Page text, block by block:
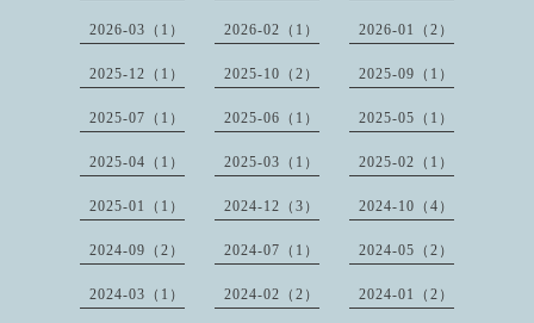
2026-03（1） 2026-02（1） 2026-01（2）
2025-12（1） 2025-10（2） 2025-09（1）
2025-07（1） 2025-06（1） 2025-05（1）
2025-04（1） 2025-03（1） 2025-02（1）
2025-01（1） 2024-12（3） 2024-10（4）
2024-09（2） 2024-07（1） 2024-05（2）
2024-03（1） 2024-02（2） 2024-01（2）